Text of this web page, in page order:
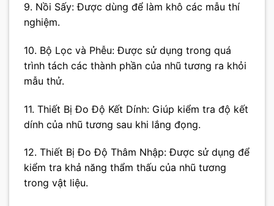
9. Nồi Sấy: Được dùng để làm khô các mẫu thí
nghiệm.
10. Bộ Lọc và Phễu: Được sử dụng trong quá
trình tách các thành phần của nhũ tương ra khỏi
mẫu thử.
11. Thiết Bị Đo Độ Kết Dính: Giúp kiểm tra độ kết
dính của nhũ tương sau khi lắng đọng.
12. Thiết Bị Đo Độ Thâm Nhập: Được sử dụng để
kiểm tra khả năng thẩm thấu của nhũ tương
trong vật liệu.